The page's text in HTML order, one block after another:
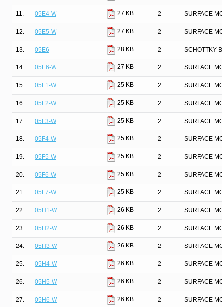
11. 05E4-W 27 KB 2 SURFACE
12. 05E5-W 27 KB 2 SURFACE
13. 05E6 28 KB 2 SCHOTTKY
14. 05E6-W 27 KB 2 SURFACE
15. 05F1-W 25 KB 2 SURFACE
16. 05F2-W 25 KB 2 SURFACE
17. 05F3-W 25 KB 2 SURFACE
18. 05F4-W 25 KB 2 SURFACE
19. 05F5-W 25 KB 2 SURFACE
20. 05F6-W 25 KB 2 SURFACE
21. 05F7-W 25 KB 2 SURFACE
22. 05H1-W 26 KB 2 SURFACE
23. 05H2-W 26 KB 2 SURFACE
24. 05H3-W 26 KB 2 SURFACE
25. 05H4-W 26 KB 2 SURFACE
26. 05H5-W 26 KB 2 SURFACE
27. 05H6-W 26 KB 2 SURFACE